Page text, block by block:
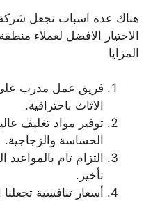
هناك عدة اسباب تجعل
الاختيار الافضل لعملاء
المزايا
فريق عمل مدرب
الاثاث باحترافية.
توفير مواد تغليف
الحساسة والزجاجية.
التزام تام
تأخير.
أسعار تنافسية